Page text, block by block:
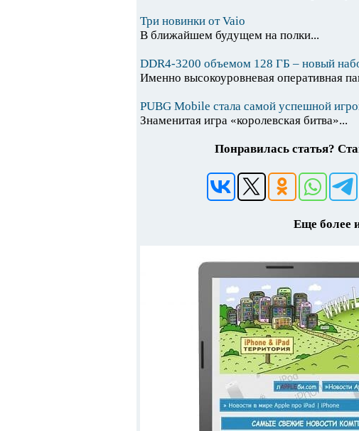
Три новинки от Vaio
В ближайшем будущем на полки...
DDR4-3200 объемом 128 ГБ – новый
Именно высокоуровневая оперативная
PUBG Mobile стала самой успешной
Знаменитая игра «королевская битва»...
Понравилась статья?
Еще более